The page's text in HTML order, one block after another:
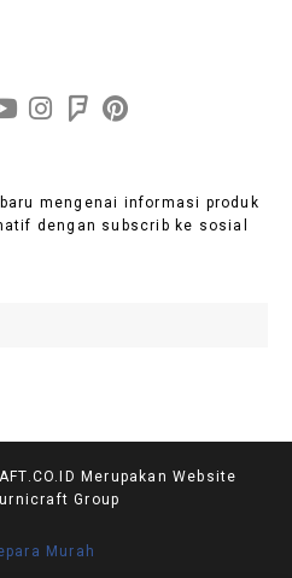
mengenai informasi produk
dengan subscrib ke sosial
Merupakan Website
Group
Murah